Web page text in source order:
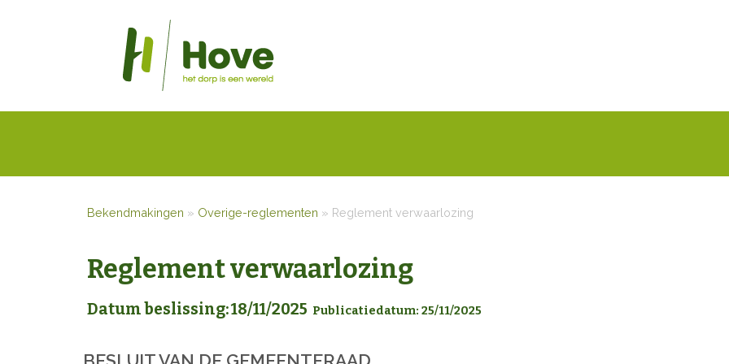
Bekendmakingen » Overige-reglementen » Reglement verwaarlozing
Reglement verwaarlozing
Datum beslissing: 18/11/2025 Publicatiedatum: 25/11/2025